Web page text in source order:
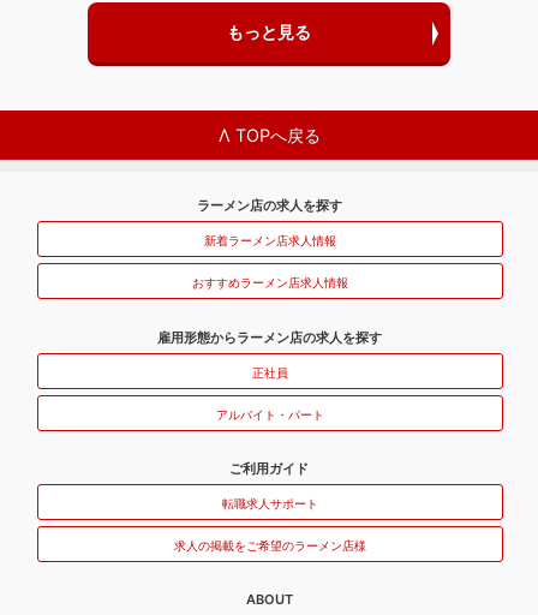
もっと見る
Λ TOPへ戻る
ラーメン店の求人を探す
新着ラーメン店求人情報
おすすめラーメン店求人情報
雇用形態からラーメン店の求人を探す
正社員
アルバイト・パート
ご利用ガイド
転職求人サポート
求人の掲載をご希望のラーメン店様
ABOUT